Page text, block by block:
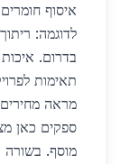
איסוף
בדרום.
תאימות
מראה
ספקים כאן
מוסף. בשורה